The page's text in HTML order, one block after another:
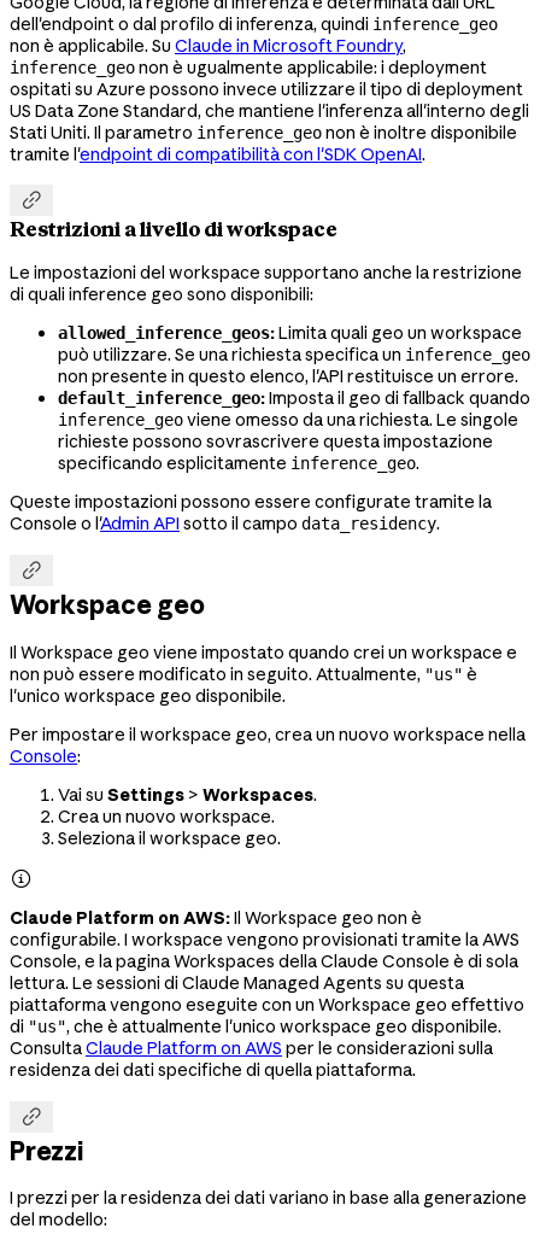
dell'endpoint o dal profilo di inferenza, quindi inference_geo
non è applicabile. Su Claude in Microsoft Foundry,
inference_geonon è ugualmente applicabile: i deployment
ospitati su Azure possono invece utilizzare il tipo di deployment
US Data Zone Standard, che mantiene l'inferenza all'interno degli
Stati Uniti. Il parametro inference_geonon è inoltre disponibile
tramite l'endpoint di compatibilità con l'SDK OpenAI.

Restrizioni a livello di workspace
Le impostazioni del workspace supportano anche la restrizione
di quali inference geo sono disponibili:
allowed_inference_geos:Limita quali geo un workspace
può utilizzare. Se una richiesta specifica un inference_geo
non presente in questo elenco, l'API restituisce un errore.
default_inference_geo:Imposta il geo di fallback quando
inference_geoviene omesso da una richiesta. Le singole
richieste possono sovrascrivere questa impostazione
specificando esplicitamente inference_geo.
Queste impostazioni possono essere configurate tramite la
Console o l'Admin API sotto il campo data_residency.

Workspace geo
Il Workspace geo viene impostato quando crei un workspace e
non può essere modificato in seguito. Attualmente, "us" è
l'unico workspace geo disponibile.
Per impostare il workspace geo, crea un nuovo workspace nella
Console:
Vai su Settings > Workspaces.
Crea un nuovo workspace.
Seleziona il workspace geo.

Claude Platform on AWS:Il Workspace geo non è
configurabile. I workspace vengono provisionati tramite la AWS
Console, e la pagina Workspaces della Claude Console è di sola
lettura. Le sessioni di Claude Managed Agents su questa
piattaforma vengono eseguite con un Workspace geo effettivo
di "us", che è attualmente l'unico workspace geo disponibile.
ConsultaClaude Platform on AWS per le considerazioni sulla
residenza dei dati specifiche di quella piattaforma.

Prezzi
I prezzi per la residenza dei dati variano in base alla generazione
del modello: